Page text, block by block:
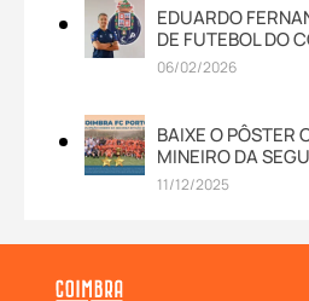
EDUARDO
DE FUTEBOL DO
06/02/2026
BAIXE O PÔSTER
MINEIRO DA
11/12/2025